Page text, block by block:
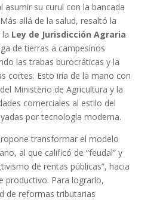
asumir su curul con la bancada
allá de la salud, resaltó la
Ley de Jurisdicción Agraria
de tierras a campesinos
las trabas burocráticas y la
cortes. Esto iría de la mano con
Ministerio de Agricultura y la
comerciales al estilo del
por tecnología moderna.
transformar el modelo
al que calificó de “feudal” y
de rentas públicas”, hacia
productivo. Para lograrlo,
de reformas tributarias